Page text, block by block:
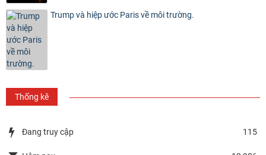
Trump và hiệp ước Paris về môi trường.
Thống kê
Đang truy cập 115